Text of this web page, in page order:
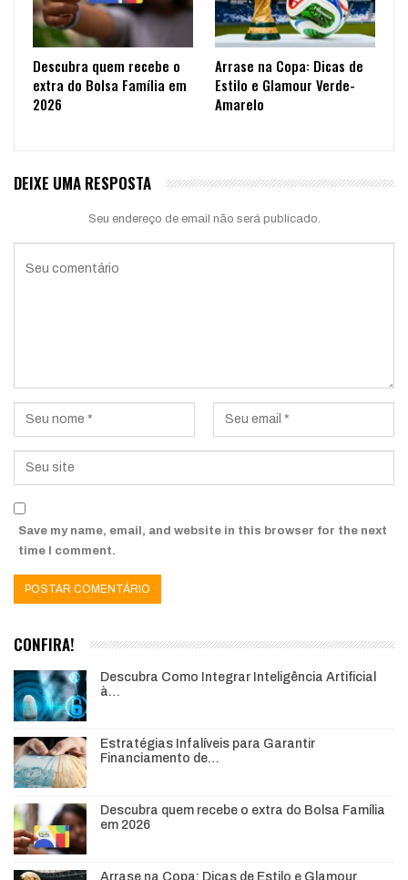
Descubra quem recebe o
extra do Bolsa Família em
2026
Arrase na Copa: Dicas de
Estilo e Glamour Verde-
Amarelo
DEIXE UMA RESPOSTA
Seu endereço de email não será publicado.
Save my name, email, and website in this browser for the next
time I comment.
CONFIRA!
Descubra Como Integrar Inteligência Artificial
à…
Estratégias Infalíveis para Garantir
Financiamento de…
Descubra quem recebe o extra do Bolsa Família
em 2026
Arrase na Copa: Dicas de Estilo e Glamour